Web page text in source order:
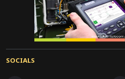
SOCIALS